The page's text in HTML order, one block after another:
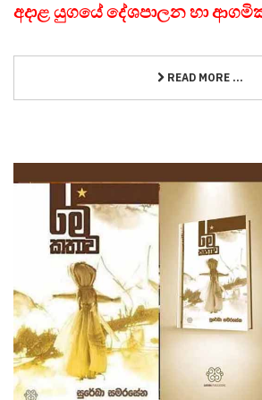
අදාළ යුගයේ දේශපාලන හා
READ MORE ...